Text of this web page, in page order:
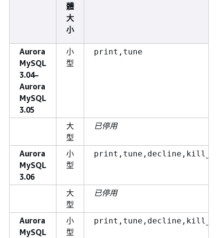
體
大
小
Aurora
MySQL
3.04–
Aurora
MySQL
3.05
小
型
print,tune
大
型
已停用
Aurora
MySQL
3.06
小
型
大
型
已停用
Aurora
MySQL
小
型